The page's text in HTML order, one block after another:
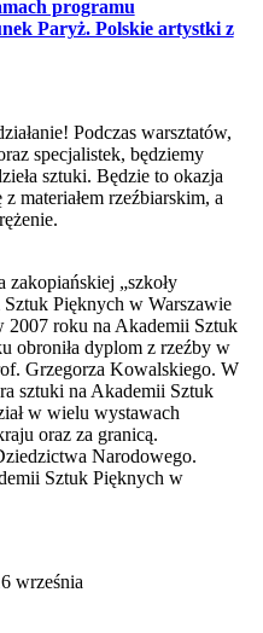
programu
Paryż. Polskie artystki z
Podczas warsztatów,
specjalistek, będziemy
sztuki. Będzie to okazja
materiałem rzeźbiarskim, a
„szkoły
Pięknych w Warszawie
2007 roku na Akademii Sztuk
obroniła dyplom z rzeźby w
Grzegorza Kowalskiego. W
sztuki na Akademii Sztuk
w wielu wystawach
oraz za granicą.
Narodowego.
Sztuk Pięknych w
września